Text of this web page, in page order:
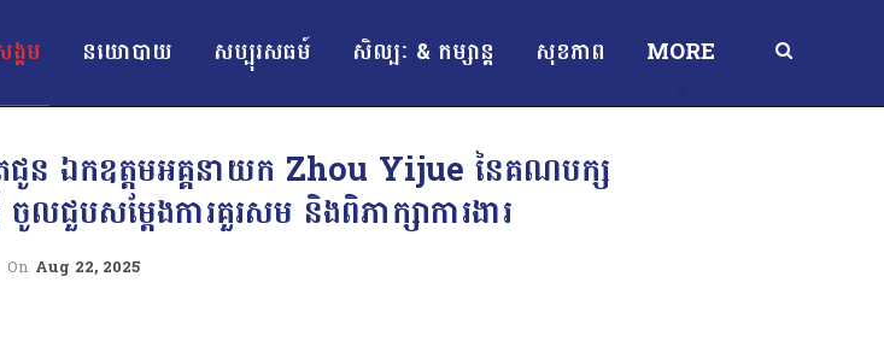
គម នយោបាយ សប្បុរសធម៍ សិល្បៈ & កម្សាន្ត សុខភាព MORE
ាតជូន ឯកឧត្តមអគ្គនាយក Zhou Yijue នៃគណបក្ស
ជួបសម្តែងការគួរសម និងពិភាក្សាការងារ
On Aug 22, 2025